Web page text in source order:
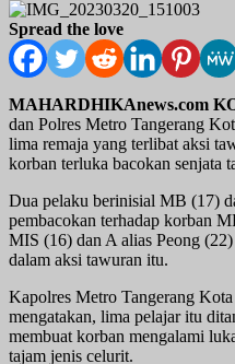
Spread the love
MAHARDHIKAnews.com
dan Polres Metro Tangerang
lima remaja yang terlibat aksi
korban terluka bacokan senjata
Dua pelaku berinisial MB (17)
pembacokan terhadap korban
MIS (16) dan A alias Peong
dalam aksi tawuran itu.
Kapolres Metro Tangerang
mengatakan, lima pelajar itu
membuat korban mengalami
tajam jenis celurit.